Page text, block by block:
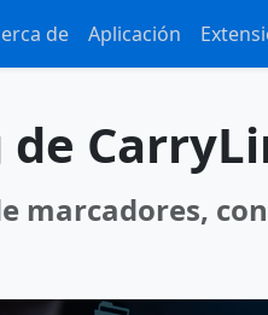
de Aplicación
de
marcadores,